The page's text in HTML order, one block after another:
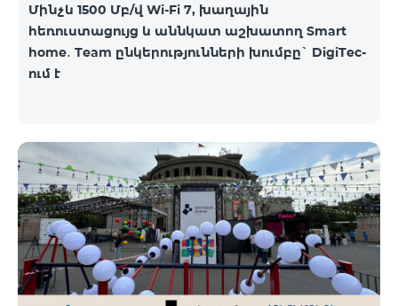
Մինչև 1500 Մբ/վ Wi-Fi 7, խաղային
հեռուստացույց և աննկատ աշխատող Smart
home․ Team ընկերությունների խումբը` DigiTec-
ում է